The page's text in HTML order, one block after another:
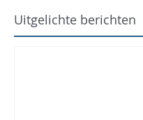
Uitgelichte berichten